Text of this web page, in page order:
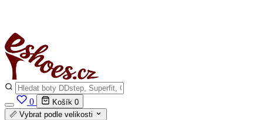
0 Košík 0
📏 Vybrat podle velikosti